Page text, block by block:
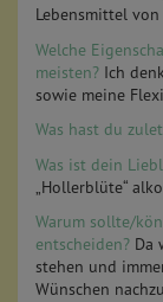
Lebensmittel
Welche
meisten? Ich
sowie meine
Was hast du
Was ist dein
„Hollerblüte“
Warum sollte/
entscheiden? Da
stehen und
Wünschen